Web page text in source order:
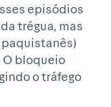
episódios
trégua, mas
bloqueio
o tráfego